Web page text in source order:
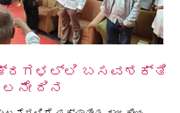
ಬಸವಶಕ್ತಿ
ದಿನ